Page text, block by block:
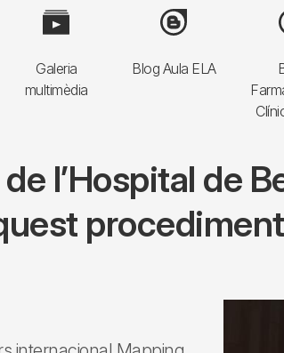
Galeria
multimèdia
Image
Blog Aula ELA
Image
l’Hospital de